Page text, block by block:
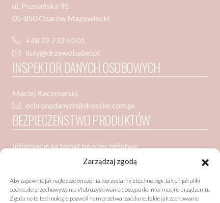
Zarządzaj zgodą
Aby zapewnić jak najlepsze wrażenia, korzystamy z technologii, takich jak pliki
cookie, do przechowywania i/lub uzyskiwania dostępu do informacji o urządzeniu.
Zgoda na te technologie pozwoli nam przetwarzać dane, takie jak zachowanie
ul. Poznańska 91
05-850 Ożarów Mazowiecki
+48 22 733 50 01
listy@drzewobabel.pl
INSPEKTOR DANYCH OSOBOWYCH
Maciej Kaczmarski
ochronadanych@dressler.com.pl
BEZPIECZEŃSTWO PRODUKTÓW
Informacje na temat bezpieczeństwa:
Dressler Dublin Spółka z ograniczoną odpowiedzialnością
05-850 Ożarów Mazowiecki